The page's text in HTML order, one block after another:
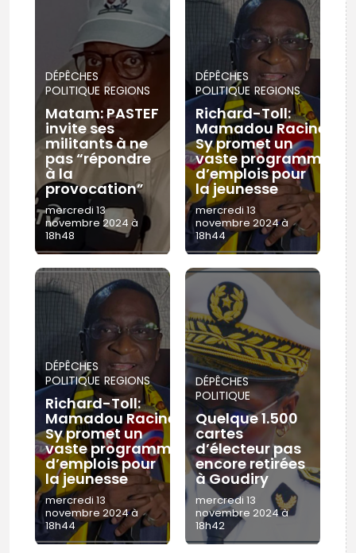
DÉPÊCHES
POLITIQUE REGIONS
Matam: PASTEF
invite ses
militants à ne
pas “répondre
à la
provocation”
mercredi 13
novembre 2024 à
18h48
DÉPÊCHES
POLITIQUE REGIONS
Richard-Toll:
Mamadou Racine
Sy promet un
vaste programme
d’emplois pour
la jeunesse
mercredi 13
novembre 2024 à
18h44
DÉPÊCHES
POLITIQUE REGIONS
Richard-Toll:
Mamadou Racine
Sy promet un
vaste programme
d’emplois pour
la jeunesse
mercredi 13
novembre 2024 à
18h44
DÉPÊCHES
POLITIQUE
Quelque 1.500
cartes
d’électeur pas
encore retirées
à Goudiry
mercredi 13
novembre 2024 à
18h42